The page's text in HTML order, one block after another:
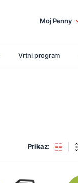
Moj Penny
Vrtni program
Prikaz: